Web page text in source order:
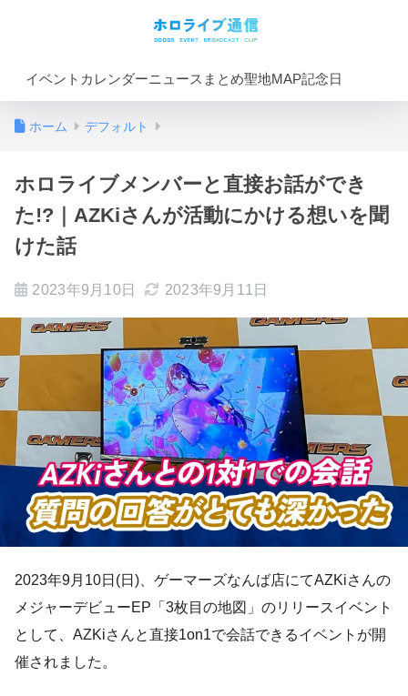
イベントカレンダーニュースまとめ聖地MAP記念日
ホーム デフォルト
ホロライブメンバーと直接お話ができ
た!?｜AZKiさんが活動にかける想いを聞
けた話
2023年9月10日 2023年9月11日
2023年9月10日(日)、ゲーマーズなんば店にてAZKiさんの
メジャーデビューEP「3枚目の地図」のリリースイベント
として、AZKiさんと直接1on1で会話できるイベントが開
催されました。